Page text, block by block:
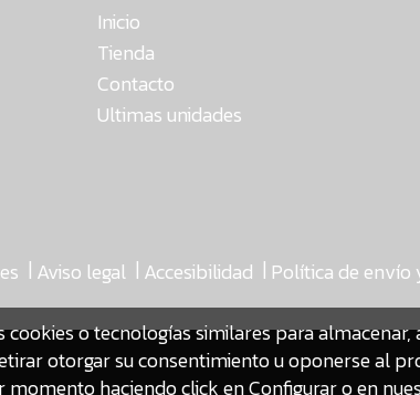
Inicio
Tienda
Contacto
Ultimas unidades
| Aviso legal | Accesibilidad | Política de envío
cookies o tecnologías similares para
otorgar su consentimiento u oponerse al
haciendo click en Configurar o en